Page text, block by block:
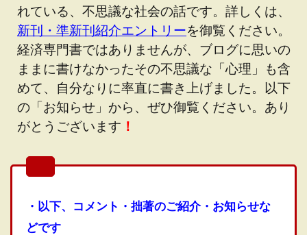
れている、不思議な社会の話です。詳しくは、
新刊・準新刊紹介エントリーを御覧ください。
経済専門書ではありませんが、ブログに思いの
ままに書けなかったその不思議な「心理」も含
めて、自分なりに率直に書き上げました。以下
の「お知らせ」から、ぜひ御覧ください。あり
がとうございます ！
・以下、コメント・拙著のご紹介・お知らせな
どです